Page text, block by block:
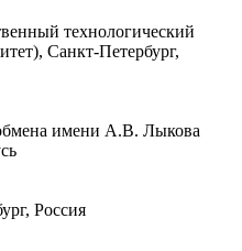
технологический
Санкт-Петербург,
имени А.В. Лыкова
Россия